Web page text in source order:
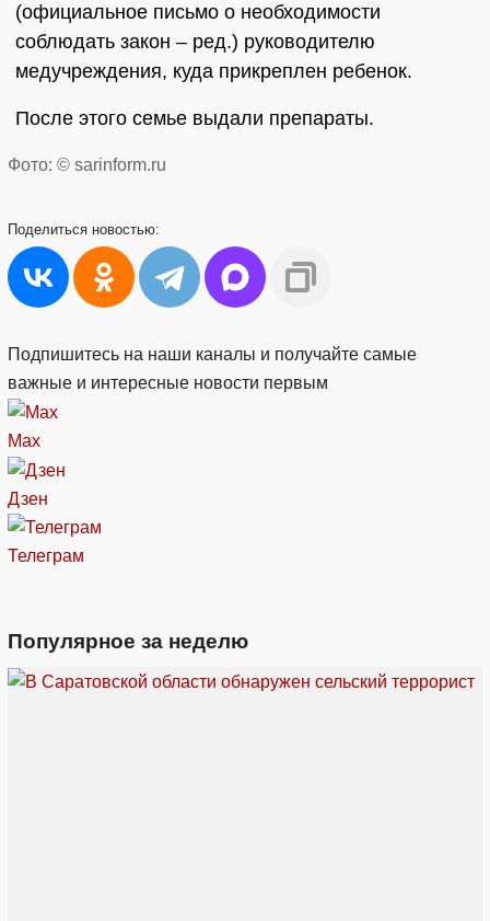
(официальное письмо о необходимости
соблюдать закон – ред.) руководителю
медучреждения, куда прикреплен ребенок.
После этого семье выдали препараты.
Фото: © sarinform.ru
Поделиться новостью:
Подпишитесь на наши каналы и получайте самые
важные и интересные новости первым
Max
Дзен
Телеграм
Популярное за неделю